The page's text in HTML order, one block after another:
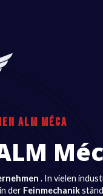
ALM MÉCA
. In vielen
der Feinmechanik